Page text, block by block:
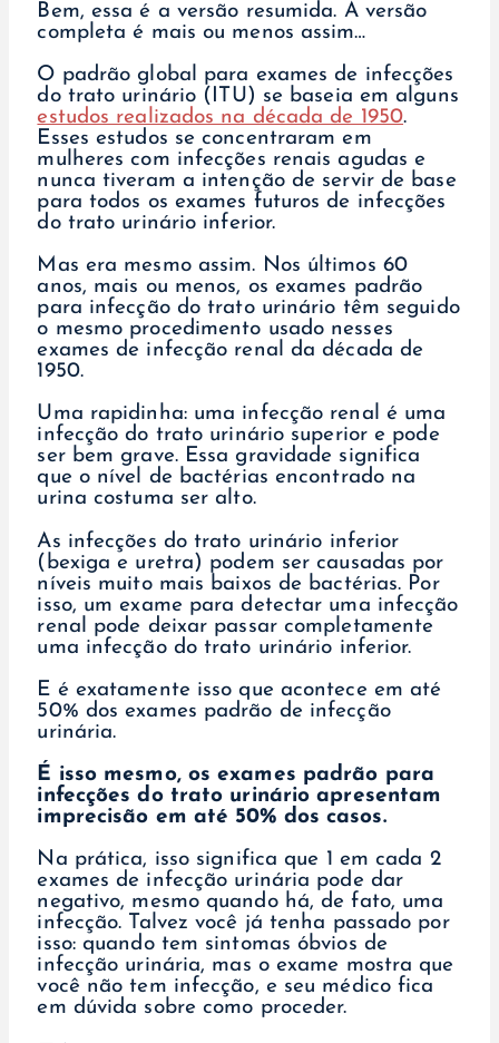
Bem, essa é a versão resumida. A versão
completa é mais ou menos assim…
O padrão global para exames de infecções
do trato urinário (ITU) se baseia em alguns
estudos realizados na década de 1950.
Esses estudos se concentraram em
mulheres com infecções renais agudas e
nunca tiveram a intenção de servir de base
para todos os exames futuros de infecções
do trato urinário inferior.
Mas era mesmo assim. Nos últimos 60
anos, mais ou menos, os exames padrão
para infecção do trato urinário têm seguido
o mesmo procedimento usado nesses
exames de infecção renal da década de
1950.
Uma rapidinha: uma infecção renal é uma
infecção do trato urinário superior e pode
ser bem grave. Essa gravidade significa
que o nível de bactérias encontrado na
urina costuma ser alto.
As infecções do trato urinário inferior
(bexiga e uretra) podem ser causadas por
níveis muito mais baixos de bactérias. Por
isso, um exame para detectar uma infecção
renal pode deixar passar completamente
uma infecção do trato urinário inferior.
E é exatamente isso que acontece em até
50% dos exames padrão de infecção
urinária.
É isso mesmo, os exames padrão para
infecções do trato urinário apresentam
imprecisão em até 50% dos casos.
Na prática, isso significa que 1 em cada 2
exames de infecção urinária pode dar
negativo, mesmo quando há, de fato, uma
infecção. Talvez você já tenha passado por
isso: quando tem sintomas óbvios de
infecção urinária, mas o exame mostra que
você não tem infecção, e seu médico fica
em dúvida sobre como proceder.